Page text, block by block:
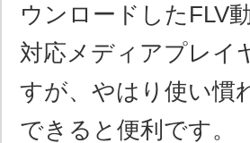
ウンロードしたFLV
対応メディアプレイ
すが、やはり使い慣
できると便利です。